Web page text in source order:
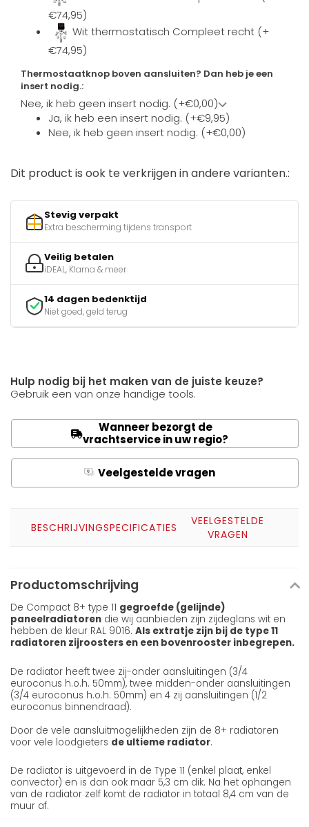
€74,95)
Wit thermostatisch Compleet recht (+
€74,95)
Thermostaatknop boven aansluiten? Dan heb je een
insert nodig.:
Nee, ik heb geen insert nodig. (+€0,00)
Ja, ik heb een insert nodig. (+€9,95)
Nee, ik heb geen insert nodig. (+€0,00)
Dit product is ook te verkrijgen in andere varianten.:
Stevig verpakt
Extra bescherming tijdens transport
Veilig betalen
iDEAL, Klarna & meer
14 dagen bedenktijd
Niet goed, geld terug
Hulp nodig bij het maken van de juiste keuze?
Gebruik een van onze handige tools.
Wanneer bezorgt de
vrachtservice in uw regio?
Q Veelgestelde vragen
BESCHRIJVINGSPECIFICATIES
VEELGESTELDE
VRAGEN
Productomschrijving
De Compact 8+ type 11 gegroefde (gelijnde)
paneelradiatoren die wij aanbieden zijn zijdeglans wit en
hebben de kleur RAL 9016. Als extratje zijn bij de type 11
radiatoren zijroosters en een bovenrooster inbegrepen.
De radiator heeft twee zij-onder aansluitingen (3/4
euroconus h.o.h. 50mm), twee midden-onder aansluitingen
(3/4 euroconus h.o.h. 50mm) en 4 zij aansluitingen (1/2
euroconus binnendraad).
Door de vele aansluitmogelijkheden zijn de 8+ radiatoren
voor vele loodgieters de ultieme radiator.
De radiator is uitgevoerd in de Type 11 (enkel plaat, enkel
convector) en is dan ook maar 5,3 cm dik. Na het ophangen
van de radiator zelf komt de radiator in totaal 8,4 cm van de
muur af.